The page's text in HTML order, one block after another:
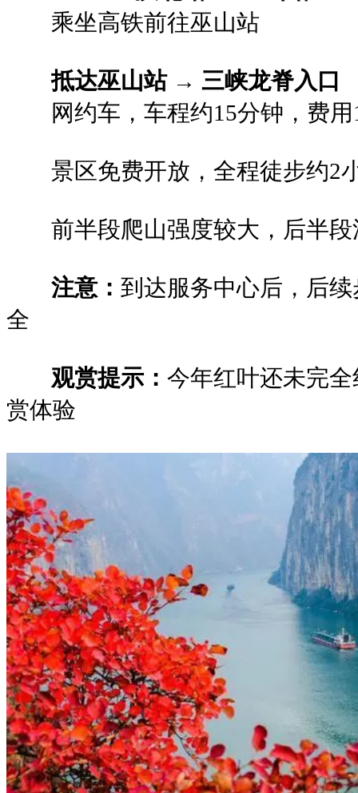
乘坐高铁前往巫山站
抵达巫山站 → 三峡龙脊入口
网约车，车程约15分钟，费用
景区免费开放，全程徒步约2
前半段爬山强度较大，后半
注意： 到达服务中心后，后
全
观赏提示： 今年红叶还未完
赏体验